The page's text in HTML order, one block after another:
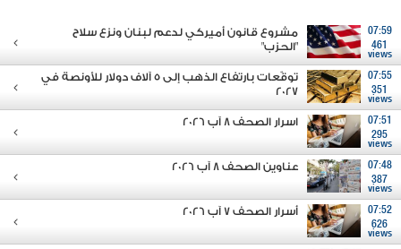
07:59
461
views
مشروع قانون أميركي لدعم لبنان ونزع سلاح
"الحزب"
07:55
351
views
توقّعات بارتفاع الذهب إلى 5 آلاف دولار للأونصة في
2027
07:51
295
views
اسرار الصحف 8 آب 2026
07:48
387
views
عناوين الصحف 8 آب 2026
07:52
626
views
أسرار الصحف 7 آب 2026